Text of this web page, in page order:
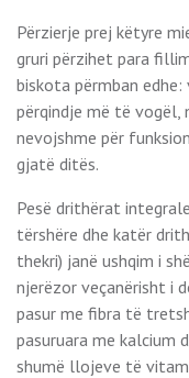
Përzierje prej këtyre
gruri përzihet para
biskota përmban
përqindje më të
nevojshme për
gjatë ditës.
Pesë drithërat
tërshëre dhe katër
thekri) janë ushqim i
njerëzor veçanërisht i
pasur me fibra të
pasuruara me kalcium
shumë llojeve të